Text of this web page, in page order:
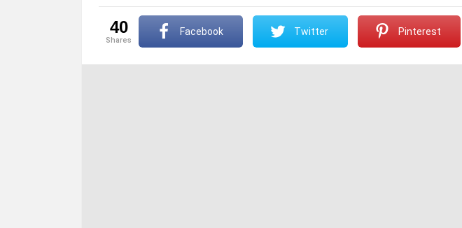
40
shares
Facebook Twitter Pinterest